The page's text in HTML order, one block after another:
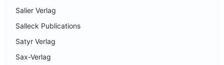
Salier Verlag
Salleck Publications
Satyr Verlag
Sax-Verlag